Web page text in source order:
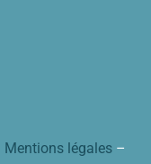
Mentions légales –